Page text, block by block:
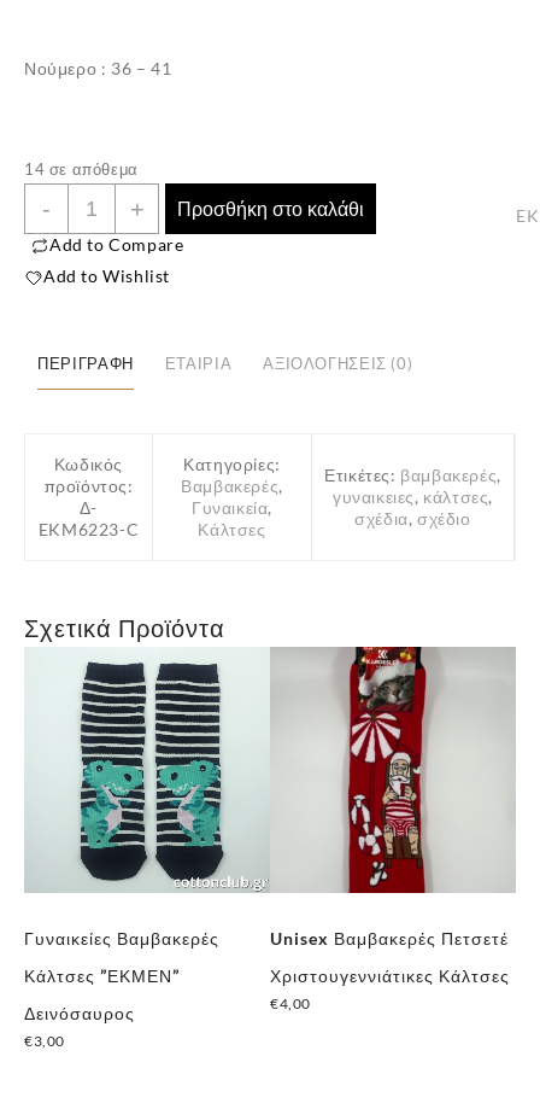
Νούμερο : 36 – 41
14 σε απόθεμα
-
Γυναικείες
Βαμβακερές
”ΕΚΜΕΝ”
+
Προσθήκη στο καλάθι
Add to Compare
Add to Wishlist
ΠΕΡΙΓΡΑΦΉ ΕΤΑΙΡΊΑ ΑΞΙΟΛΟΓΉΣΕΙΣ (0)
Κωδικός
προϊόντος:
Δ-
EKM6223-C
Κατηγορίες:
Βαμβακερές,
Γυναικεία,
Κάλτσες
Ετικέτες: βαμβακερές,
γυναικειες, κάλτσες,
σχέδια,σχέδιο
Σχετικά Προϊόντα
Γυναικείες Βαμβακερές
Κάλτσες ”ΕΚΜΕΝ”
Δεινόσαυρος
€3,00
Unisex Βαμβακερές Πετσετέ
Χριστουγεννιάτικες Κάλτσες
€4,00